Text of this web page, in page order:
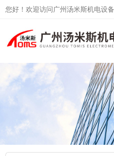
您好！欢迎访问广州汤米斯机电设